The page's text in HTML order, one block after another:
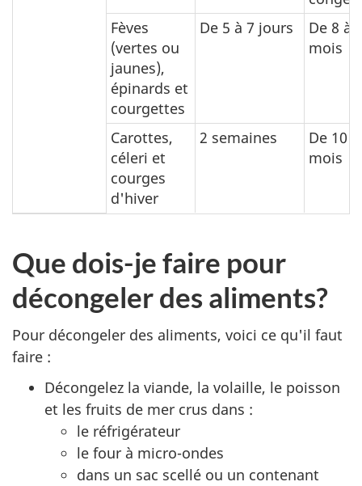
Fèves
(vertes ou
jaunes),
épinards et
courgettes
De 5 à 7 jours
De 8 à
mois
Carottes,
céleri et
courges
d'hiver
2 semaines
De 10
mois
Que dois-je faire pour
décongeler des aliments?
Pour décongeler des aliments, voici ce qu'il faut
faire :
Décongelez la viande, la volaille, le poisson
et les fruits de mer crus dans :
le réfrigérateur
le four à micro-ondes
dans un sac scellé ou un contenant